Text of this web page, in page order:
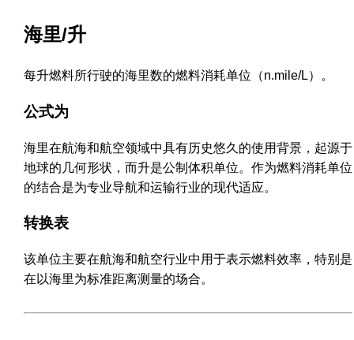
海里/升
每升燃料所行驶的海里数的燃料消耗单位（n.mile/L）。
公式为
海里在航海和航空领域中具有历史悠久的使用背景，起源于
地球的几何形状，而升是公制体积单位。作为燃料消耗单位
的结合是为专业导航和运输行业的现代适应。
转换表
该单位主要在航海和航空行业中用于表示燃料效率，特别是
在以海里为标准距离测量的场合。